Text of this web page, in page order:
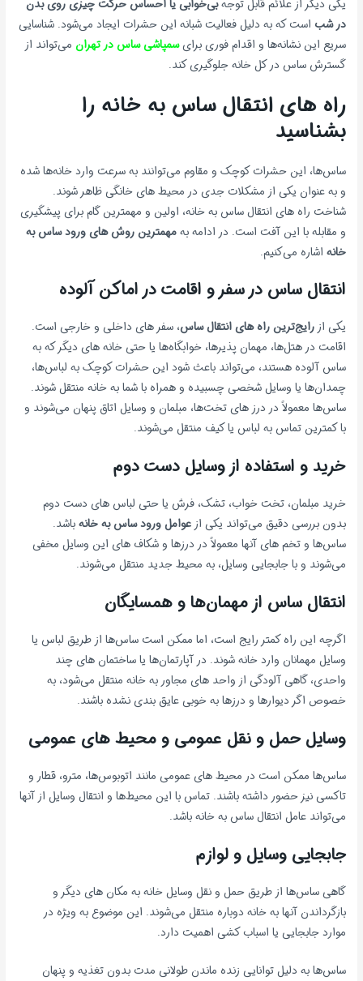
یکی دیگر از علائم قابل توجهبی‌خوابی یا احساس حرکت چیزی روی بدن
در شب است که به دلیل فعالیت شبانه این حشرات ایجاد می‌شود. شناسایی
سریع این نشانه‌ها و اقدام فوری برایسمپاشی ساس در تهران می‌تواند از
گسترش ساس در کل خانه جلوگیری کند.
راه های انتقال ساس به خانه را
بشناسید
ساس‌ها، این حشرات کوچک و مقاوم می‌توانند به سرعت وارد خانه‌ها شده
و به عنوان یکی از مشکلات جدی در محیط های خانگی ظاهر شوند.
شناخت راه های انتقال ساس به خانه، اولین و مهمترین گام برای پیشگیری
و مقابله با این آفت است. در ادامه بهمهمترین روش های ورود ساس به
خانه اشاره می‌کنیم.
انتقال ساس در سفر و اقامت در اماکن آلوده
یکی ازرایج‌ترین راه های انتقال ساس، سفر های داخلی و خارجی است.
اقامت در هتل‌ها، مهمان پذیرها، خوابگاه‌ها یا حتی خانه های دیگر که به
ساس آلوده هستند، می‌تواند باعث شود این حشرات کوچک به لباس‌ها،
چمدان‌ها یا وسایل شخصی چسبیده و همراه با شما به خانه منتقل شوند.
ساس‌ها معمولاً در درز های تخت‌ها، مبلمان و وسایل اتاق پنهان می‌شوند و
با کمترین تماس به لباس یا کیف منتقل می‌شوند.
خرید و استفاده از وسایل دست دوم
خرید مبلمان، تخت خواب، تشک، فرش یا حتی لباس های دست دوم
بدون بررسی دقیق می‌تواند یکی ازعوامل ورود ساس به خانهباشد.
ساس‌ها و تخم های آنها معمولاً در درزها و شکاف های این وسایل مخفی
می‌شوند و با جابجایی وسایل، به محیط جدید منتقل می‌شوند.
انتقال ساس از مهمان‌ها و همسایگان
اگرچه این راه کمتر رایج است، اما ممکن است ساس‌ها از طریق لباس یا
وسایل مهمانان وارد خانه شوند. در آپارتمان‌ها یا ساختمان های چند
واحدی، گاهی آلودگی از واحد های مجاور به خانه منتقل می‌شود، به‌
خصوص اگر دیوارها و درزها به خوبی عایق بندی نشده باشند.
وسایل حمل و نقل عمومی و محیط های عمومی
ساس‌ها ممکن است در محیط های عمومی مانند اتوبوس‌ها، مترو، قطار و
تاکسی نیز حضور داشته باشند. تماس با این محیط‌ها و انتقال وسایل از آنها
می‌تواند عامل انتقال ساس به خانه باشد.
جابجایی وسایل و لوازم
گاهی ساس‌ها از طریق حمل و نقل وسایل خانه به مکان های دیگر و
بازگرداندن آنها به خانه دوباره منتقل می‌شوند. این موضوع به ویژه در
موارد جابجایی یا اسباب کشی اهمیت دارد.
ساس‌ها به دلیل توانایی زنده ماندن طولانی مدت بدون تغذیه و پنهان